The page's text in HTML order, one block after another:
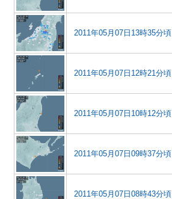
2011年05月07日13時35分頃
2011年05月07日12時21分頃
2011年05月07日10時12分頃
2011年05月07日09時37分頃
2011年05月07日08時43分頃